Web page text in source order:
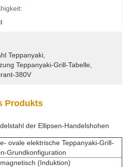
Teppanyaki
Teppanyaki-Grill-Tabelle
380V
Produkts
der Ellipsen-Handelshohen
ovale elektrische Teppanyaki-Grill-
Grundkonfiguration
(Induktion)